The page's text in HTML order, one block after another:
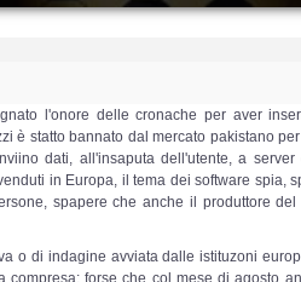
l'onore delle cronache per aver
è statto bannato dal mercato pakistano
dati, all'insaputa dell'utente, a server
in Europa, il tema dei software spia,
spapere che anche il produttore del
o di indagine avviata dalle istituzoni
forse che col mese di agosto